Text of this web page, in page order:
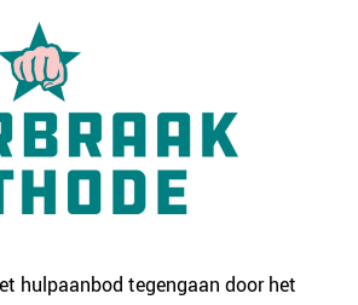
hulpaanbod tegengaan door het